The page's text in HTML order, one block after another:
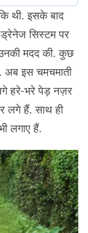
थी. इसके बाद
सिस्टम पर
उनकी मदद की. कुछ
अब इस चमचमाती
हरे-भरे पेड़ नज़र
लगे हैं. साथ ही
लगाए हैं.